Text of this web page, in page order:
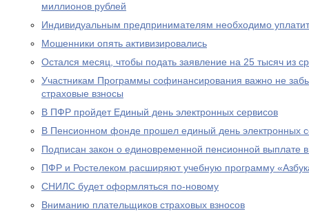
миллионов рублей
Индивидуальным предпринимателям необходимо
Мошенники опять активизировались
Остался месяц, чтобы подать заявление на 25 тысяч из
Участникам Программы софинансирования важно не
страховые взносы
В ПФР пройдет Единый день электронных сервисов
В Пенсионном фонде прошел единый день электронных
Подписан закон о единовременной пенсионной выплате
ПФР и Ростелеком расширяют учебную программу
СНИЛС будет оформляться по-новому
Вниманию плательщиков страховых взносов